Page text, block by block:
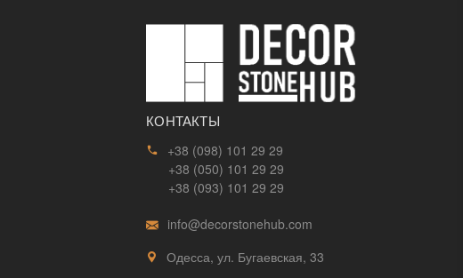
КОНТАКТЫ
+38 (098) 101 29 29
+38 (050) 101 29 29
+38 (093) 101 29 29
info@decorstonehub.com
Одесса, ул. Бугаевская, 33